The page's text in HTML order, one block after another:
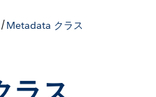
/Metadata クラス